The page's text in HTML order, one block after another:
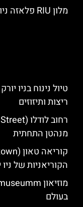
מלון RIU פלאזה ניו יורק – סקירה
טיול נינוח בניו
ריצות ותיזוזים
מנהטן התחתית
הקוריאניות של ניו
בעולם